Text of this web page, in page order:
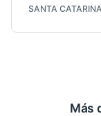
SANTA
Más